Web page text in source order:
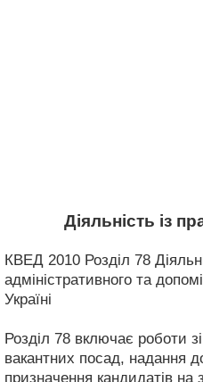
Діяльність із
КВЕД 2010 Розділ 78
адміністративного та
Україні
Розділ 78 включає роботи
вакантних посад, надання
призначення кандидатів